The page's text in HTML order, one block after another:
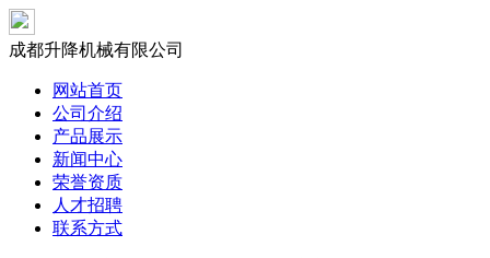
成都升降机械有限公司
网站首页
公司介绍
产品展示
新闻中心
荣誉资质
人才招聘
联系方式